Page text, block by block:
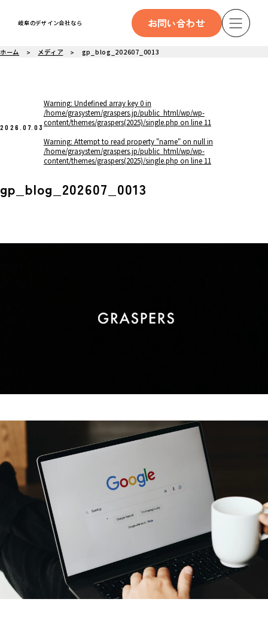
岐阜のデザイン会社なら お問い合わせ
ホーム メディア gp_blog_202607_0013
2026.07.03
Warning: Undefined array key 0 in
/home/grasystem/graspers.jp/public_html/wp/wp-
content/themes/graspers(2025)/single.php on line 11
Warning: Attempt to read property "name" on null in
/home/grasystem/graspers.jp/public_html/wp/wp-
content/themes/graspers(2025)/single.php on line 11
gp_blog_202607_0013